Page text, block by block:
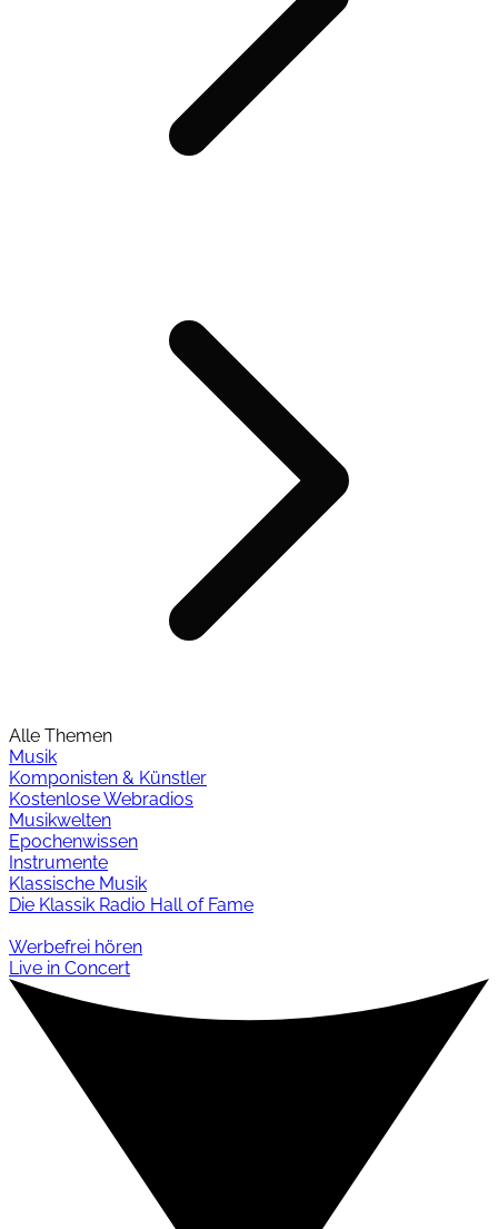
Alle Themen
Musik
Komponisten & Künstler
Kostenlose Webradios
Musikwelten
Epochenwissen
Instrumente
Klassische Musik
Die Klassik Radio Hall of Fame
Werbefrei hören
Live in Concert